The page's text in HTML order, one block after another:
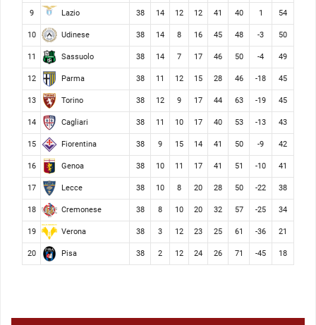
9 Lazio 38 14 12 12 41 40 1 54
10 Udinese 38 14 8 16 45 48 -3 50
11 Sassuolo 38 14 7 17 46 50 -4 49
12 Parma 38 11 12 15 28 46 -18 45
13 Torino 38 12 9 17 44 63 -19 45
14 Cagliari 38 11 10 17 40 53 -13 43
15 Fiorentina 38 9 15 14 41 50 -9 42
16 Genoa 38 10 11 17 41 51 -10 41
17 Lecce 38 10 8 20 28 50 -22 38
18 Cremonese 38 8 10 20 32 57 -25 34
19 Verona 38 3 12 23 25 61 -36 21
20 Pisa 38 2 12 24 26 71 -45 18